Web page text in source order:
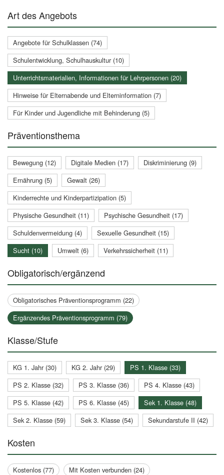
Art des Angebots
Angebote für Schulklassen (74)
Schulentwicklung, Schulhauskultur (10)
Unterrichtsmaterialien, Informationen für Lehrpersonen (20)
Hinweise für Elternabende und Elterninformation (7)
Für Kinder und Jugendliche mit Behinderung (5)
Präventionsthema
Bewegung (12) Digitale Medien (17)
Diskriminierung (9)
Ernährung (5)
Gewalt (26)
Kinderrechte und Kinderpartizipation (5)
Physische Gesundheit (11)
Psychische Gesundheit (17)
Schuldenvermeidung (4)
Sexuelle Gesundheit (15)
Sucht (10)
Umwelt (6) Verkehrssicherheit (11)
Obligatorisch/ergänzend
Obligatorisches Präventionsprogramm (22)
Ergänzendes Präventionsprogramm (79)
Klasse/Stufe
KG 1. Jahr (30) KG 2. Jahr (29)
PS 1. Klasse (33)
PS 2. Klasse (32)
PS 3. Klasse (36)
PS 4. Klasse (43)
PS 5. Klasse (42)
PS 6. Klasse (45)
Sek 1. Klasse (48)
Sek 2. Klasse (59)
Sek 3. Klasse (54) Sekundarstufe II (42)
Kosten
Kostenlos (77) Mit Kosten verbunden (24)